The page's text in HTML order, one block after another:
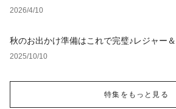
2026/4/10
秋のお出かけ準備はこれで完璧♪レジャー
2025/10/10
特集をもっと見る